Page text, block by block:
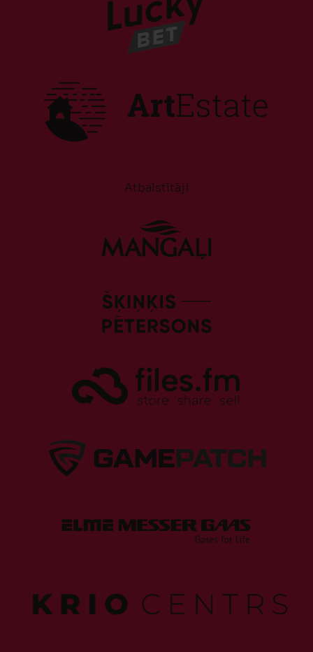
Atbalstītāji